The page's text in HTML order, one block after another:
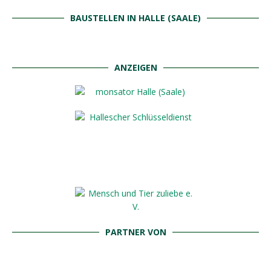
BAUSTELLEN IN HALLE (SAALE)
ANZEIGEN
PARTNER VON